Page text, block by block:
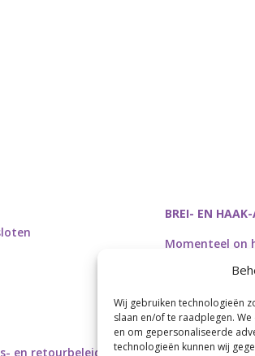
Wij gebruiken technologieën
slaan en/of te raadplegen.
en om gepersonaliseerde
technologieën kunnen wij
en retourbeleid
BREI- EN HAAK-
Momenteel on
Heropstart
Webdesign by